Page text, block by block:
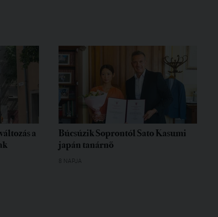
a
Búcsúzik Soprontól Sato Kasumi
japán tanárnő
8 NAPJA